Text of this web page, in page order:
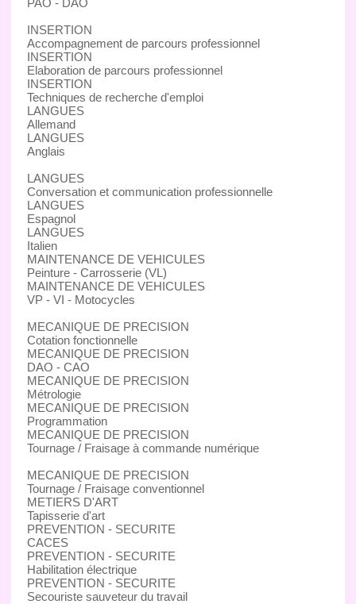
INSERTION
Accompagnement de parcours professionnel
INSERTION
Elaboration de parcours professionnel
INSERTION
Techniques de recherche d'emploi
LANGUES
Allemand
LANGUES
Anglais
LANGUES
Conversation et communication professionnelle
LANGUES
Espagnol
LANGUES
Italien
MAINTENANCE DE VEHICULES
Peinture - Carrosserie (VL)
MAINTENANCE DE VEHICULES
VP - VI - Motocycles
MECANIQUE DE PRECISION
Cotation fonctionnelle
MECANIQUE DE PRECISION
DAO - CAO
MECANIQUE DE PRECISION
Métrologie
MECANIQUE DE PRECISION
Programmation
MECANIQUE DE PRECISION
Tournage / Fraisage à commande numérique
MECANIQUE DE PRECISION
Tournage / Fraisage conventionnel
METIERS D'ART
Tapisserie d'art
PREVENTION - SECURITE
CACES
PREVENTION - SECURITE
Habilitation électrique
PREVENTION - SECURITE
Secouriste sauveteur du travail